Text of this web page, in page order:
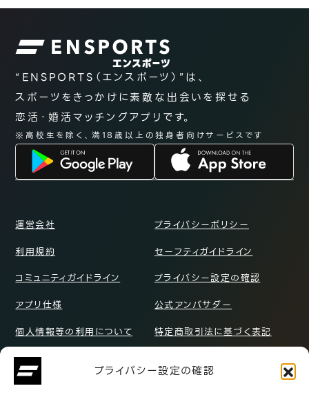
プライバシー設定の確認
“ENSPORTS（エンスポーツ）”は、
スポーツをきっかけに素敵な出会いを探せる
恋活・婚活マッチングアプリです。
※高校生を除く、満18歳以上の独身者向けサービスです
運営会社
プライバシーポリシー
利用規約
セーフティガイドライン
コミュニティガイドライン
プライバシー設定の確認
アプリ仕様
公式アンバサダー
個人情報等の利用について
特定商取引法に基づく表記
お問い合わせ